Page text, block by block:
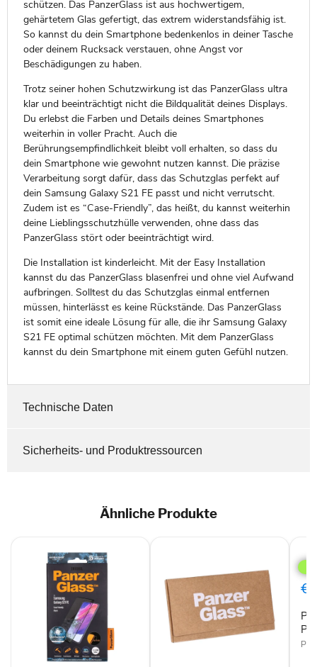
schützen. Das PanzerGlass ist aus hochwertigem,
gehärtetem Glas gefertigt, das extrem widerstandsfähig ist.
So kannst du dein Smartphone bedenkenlos in deiner Tasche
oder deinem Rucksack verstauen, ohne Angst vor
Beschädigungen zu haben.
Trotz seiner hohen Schutzwirkung ist das PanzerGlass ultra
klar und beeinträchtigt nicht die Bildqualität deines Displays.
Du erlebst die Farben und Details deines Smartphones
weiterhin in voller Pracht. Auch die
Berührungsempfindlichkeit bleibt voll erhalten, so dass du
dein Smartphone wie gewohnt nutzen kannst. Die präzise
Verarbeitung sorgt dafür, dass das Schutzglas perfekt auf
dein Samsung Galaxy S21 FE passt und nicht verrutscht.
Zudem ist es “Case-Friendly”, das heißt, du kannst weiterhin
deine Lieblingsschutzhülle verwenden, ohne dass das
PanzerGlass stört oder beeinträchtigt wird.
Die Installation ist kinderleicht. Mit der Easy Installation
kannst du das PanzerGlass blasenfrei und ohne viel Aufwand
aufbringen. Solltest du das Schutzglas einmal entfernen
müssen, hinterlässt es keine Rückstände. Das PanzerGlass
ist somit eine ideale Lösung für alle, die ihr Samsung Galaxy
S21 FE optimal schützen möchten. Mit dem PanzerGlass
kannst du dein Smartphone mit einem guten Gefühl nutzen.
Technische Daten
Sicherheits- und Produktressourcen
Ähnliche Produkte
2